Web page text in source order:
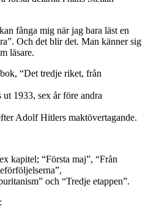
fånga mig när jag bara läst en
Och det blir det. Man känner sig
läsare.
“Det tredje riket, från
1933, sex år före andra
Adolf Hitlers maktövertagande.
kapitel; “Första maj”, “Från
och “Tredje etappen”.